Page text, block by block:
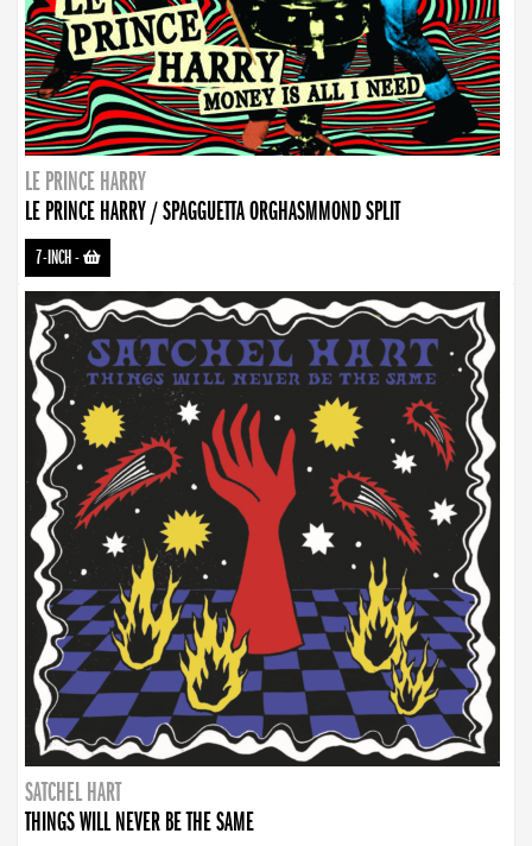
LE PRINCE HARRY
LE PRINCE HARRY / SPAGGUETTA ORGHASMMOND SPLIT
7-INCH-
SATCHEL HART
THINGS WILL NEVER BE THE SAME